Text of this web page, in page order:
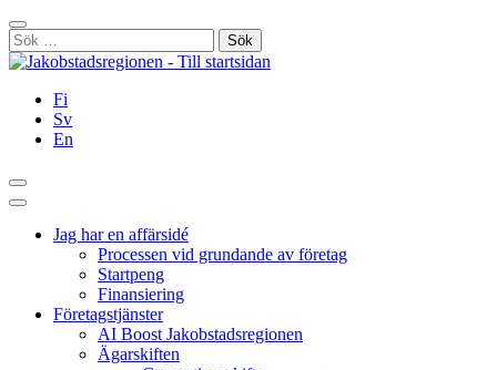
Hoppa
till
innehållet
Stäng
Sök
efter:
Fi
Sv
En
Sök
Huvudmeny
Jag har en affärsidé
Processen vid grundande av företag
Startpeng
Finansiering
Företagstjänster
AI Boost Jakobstadsregionen
Ägarskiften